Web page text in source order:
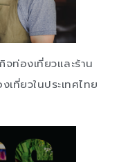
ท่องเที่ยวและร้าน
เที่ยวในประเทศไทย